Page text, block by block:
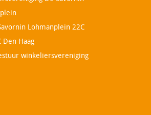
Lohmanplein 22C
Den Haag
winkeliersvereniging